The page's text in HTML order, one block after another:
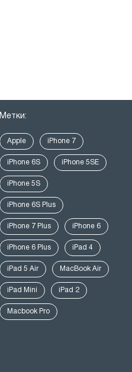
Метки:
Apple iPhone 7
iPhone 6S iPhone 5SE
iPhone 5S
iPhone 6S Plus
iPhone 7 Plus iPhone 6
iPhone 6 Plus iPad 4
iPad 5 Air MacBook Air
iPad Mini iPad 2
Macbook Pro